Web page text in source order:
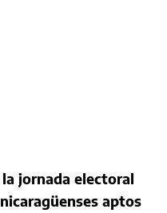
jornada electoral
aptos